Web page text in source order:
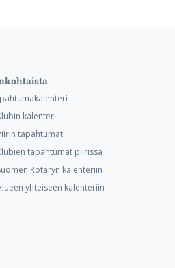
kalenteri
tapahtumat
tapahtumat piirissä
Rotaryn kalenteriin
yhteiseen kalenteriin